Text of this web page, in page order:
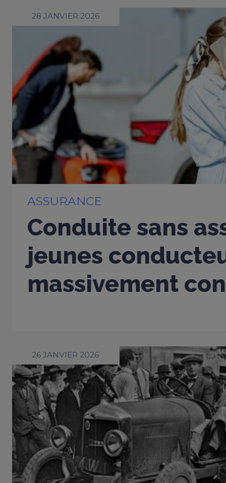
28 JANVIER 2026
ASSURANCE
Conduite sans
jeunes
massivement
26 JANVIER 2026